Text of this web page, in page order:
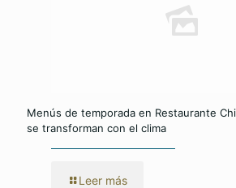
Menús de temporada en Restaurante
se transforman con el clima
Leer más